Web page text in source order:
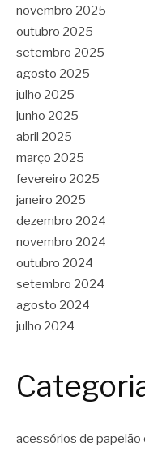
novembro 2025
outubro 2025
setembro 2025
agosto 2025
julho 2025
junho 2025
abril 2025
março 2025
fevereiro 2025
janeiro 2025
dezembro 2024
novembro 2024
outubro 2024
setembro 2024
agosto 2024
julho 2024
acessórios de papelão